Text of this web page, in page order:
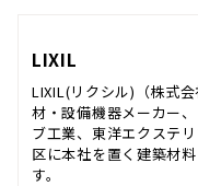
LIXIL
LIXIL(リクシル)（株式
材・設備機器メーカー
ブ工業、東洋エクステ
区に本社を置く建築材
す。